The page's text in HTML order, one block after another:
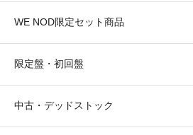
WE NOD限定セット商品
限定盤・初回盤
中古・デッドストック